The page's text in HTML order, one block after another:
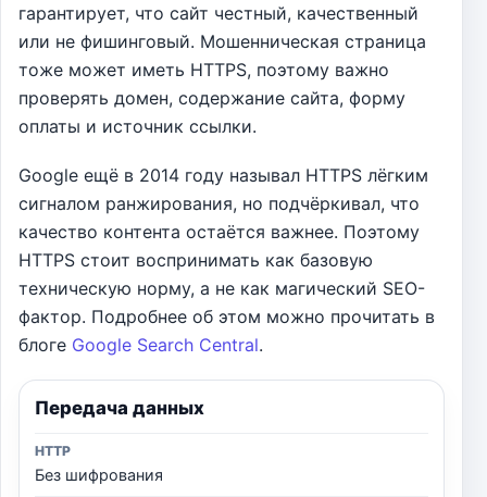
гарантирует, что сайт честный, качественный
или не фишинговый. Мошенническая страница
тоже может иметь HTTPS, поэтому важно
проверять домен, содержание сайта, форму
оплаты и источник ссылки.
Google ещё в 2014 году называл HTTPS лёгким
сигналом ранжирования, но подчёркивал, что
качество контента остаётся важнее. Поэтому
HTTPS стоит воспринимать как базовую
техническую норму, а не как магический SEO-
фактор. Подробнее об этом можно прочитать в
блоге Google Search Central.
Передача данных
Без шифрования